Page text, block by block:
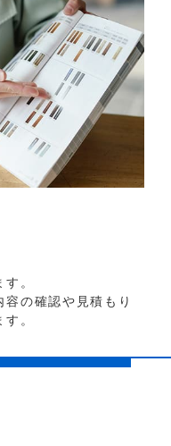
。
の確認や見積もり
。